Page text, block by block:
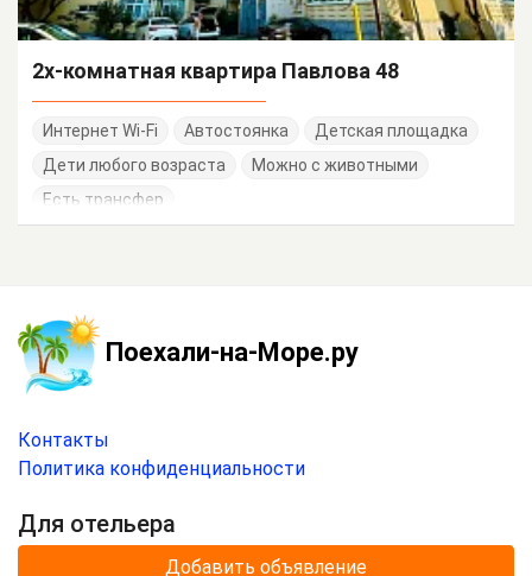
2х-комнатная квартира Павлова 48
Интернет Wi-Fi Автостоянка
Детская площадка
Дети любого возраста
Можно с животными
Есть трансфер
Поехали-на-Море.ру
Контакты
Политика конфиденциальности
Для отельера
Добавить объявление